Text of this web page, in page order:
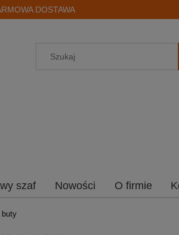
DOSTAWA
szaf Nowości O firmie
buty